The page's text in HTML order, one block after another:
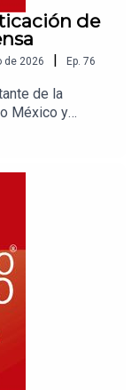
de
de 2026 | Ep. 76
de la
México y
de
de
criminales.
que hablar y no